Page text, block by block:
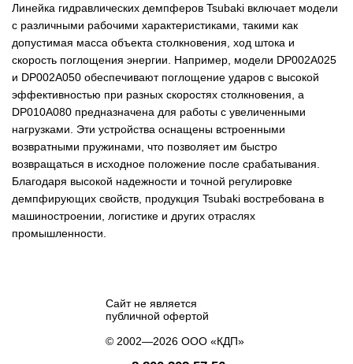
Линейка гидравлических демпферов Tsubaki включает модели
с различными рабочими характеристиками, такими как
допустимая масса объекта столкновения, ход штока и
скорость поглощения энергии. Например, модели DP002A025
и DP002A050 обеспечивают поглощение ударов с высокой
эффективностью при разных скоростях столкновения, а
DP010A080 предназначена для работы с увеличенными
нагрузками. Эти устройства оснащены встроенными
возвратными пружинами, что позволяет им быстро
возвращаться в исходное положение после срабатывания.
Благодаря высокой надежности и точной регулировке
демпфирующих свойств, продукция Tsubaki востребована в
машиностроении, логистике и других отраслях
промышленности.
Сайт не является
публичной офертой
© 2002—2026 ООО «КДП»